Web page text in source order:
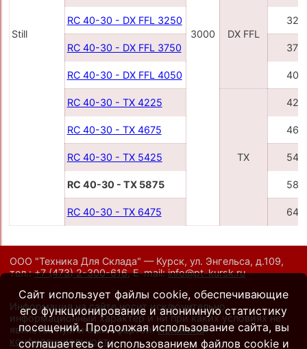
Still 3000 DX FFL
RC 40-30 - DX FFL 3250
RC 40-30 - DX FFL 3750
RC 40-30 - DX FFL 4050
RC 40-30 - TX 4225
TX
RC 40-30 - TX 4675
RC 40-30 - TX 5425
RC 40-30 - TX 5875
RC 40-30 - TX 6475
ООО "Техника Для Склада" — Курск, ул. Энгельса, д.109,
тел.:+7 (473) 2-300-616,E-mail:info@pt-kursk.ru
Информация на сайте носит исключительно
информационный характер и ни при каких условиях не
является публичной офертой.Политика
конфиденциальности.
Сайт использует файлы cookie, обеспечивающие
его функционирование и анонимную статистику
посещений. Продолжая использование сайта, вы
соглашаетесь с использованием файлов cookie и